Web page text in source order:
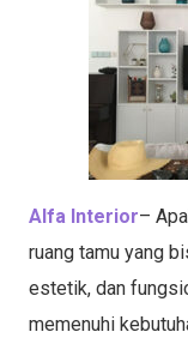
Alfa Interior–
ruang tamu yang
estetik, dan
memenuhi